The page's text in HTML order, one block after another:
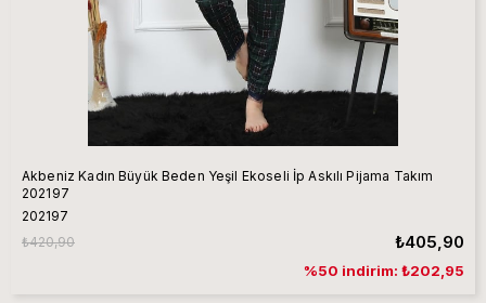
Akbeniz Kadın Büyük Beden Yeşil Ekoseli İp Askılı Pijama Takım
202197
202197
₺405,90
₺420,90
%50 indirim: ₺202,95